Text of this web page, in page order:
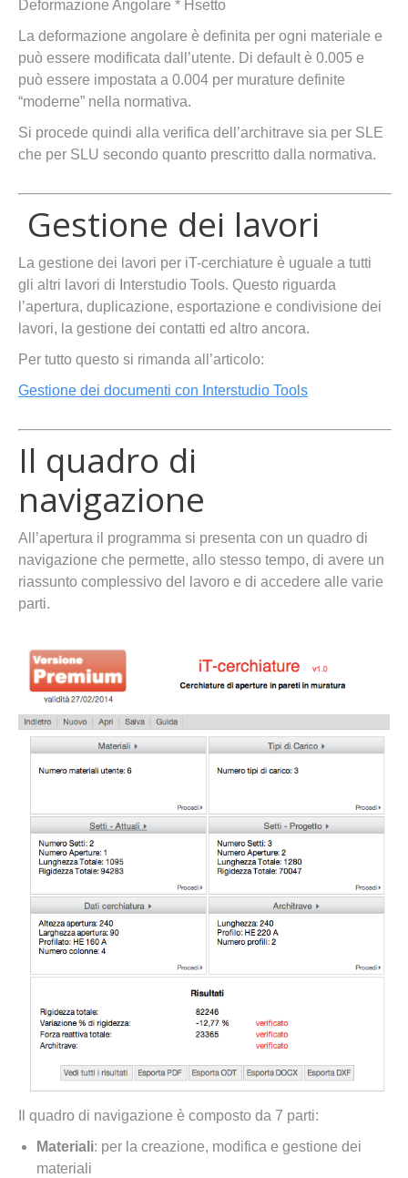
Deformazione Angolare * Hsetto
La deformazione angolare è definita per ogni materiale e
può essere modificata dall’utente. Di default è 0.005 e
può essere impostata a 0.004 per murature definite
“moderne” nella normativa.
Si procede quindi alla verifica dell’architrave sia per SLE
che per SLU secondo quanto prescritto dalla normativa.
Gestione dei lavori
La gestione dei lavori per iT-cerchiature è uguale a tutti
gli altri lavori di Interstudio Tools. Questo riguarda
l’apertura, duplicazione, esportazione e condivisione dei
lavori, la gestione dei contatti ed altro ancora.
Per tutto questo si rimanda all’articolo:
Gestione dei documenti con Interstudio Tools
Il quadro di
navigazione
All’apertura il programma si presenta con un quadro di
navigazione che permette, allo stesso tempo, di avere un
riassunto complessivo del lavoro e di accedere alle varie
parti.
Il quadro di navigazione è composto da 7 parti:
Materiali: per la creazione, modifica e gestione dei
materiali